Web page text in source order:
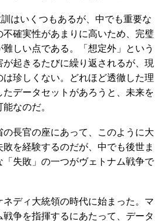
はいくつもあるが、中でも重要な
不確実性があまりに高いため、完璧
しい点である。「想定外」という
起きるたびに繰り返されるが、現
珍しくない。どれほど透徹した理
データセットがあろうと、未来を
なのだ。
長官の座にあって、このように大
を経験するのだが、中でも後世ま
「失敗」の一つがヴェトナム戦争で
ネディ大統領の時代に始まった。マ
戦争を指揮するにあたって、データ